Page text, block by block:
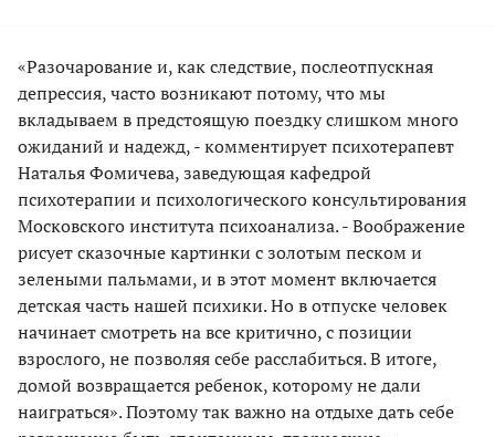
«Разочарование и, как следствие, послеотпускная
депрессия, часто возникают потому, что мы
вкладываем в предстоящую поездку слишком много
ожиданий и надежд, - комментирует психотерапевт
Наталья Фомичева, заведующая кафедрой
психотерапии и психологического консультирования
Московского института психоанализа. - Воображение
рисует сказочные картинки с золотым песком и
зелеными пальмами, и в этот момент включается
детская часть нашей психики. Но в отпуске человек
начинает смотреть на все критично, с позиции
взрослого, не позволяя себе расслабиться. В итоге,
домой возвращается ребенок, которому не дали
наиграться». Поэтому так важно на отдыхе дать себе